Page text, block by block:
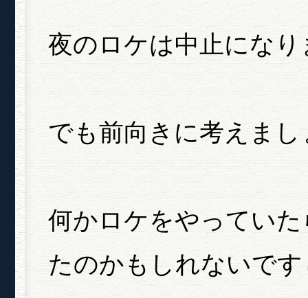
夜のロケは中止にな
でも前向きに考えまし
何かロケをやってい
たのかもしれないで